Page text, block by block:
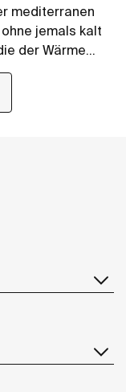
mediterranen
jemals kalt
der Wärme